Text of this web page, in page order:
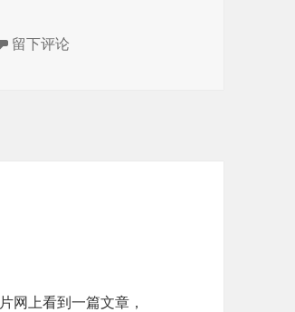
于一张溥仪的珍贵老照片
留下评论
网上看到一篇文章，